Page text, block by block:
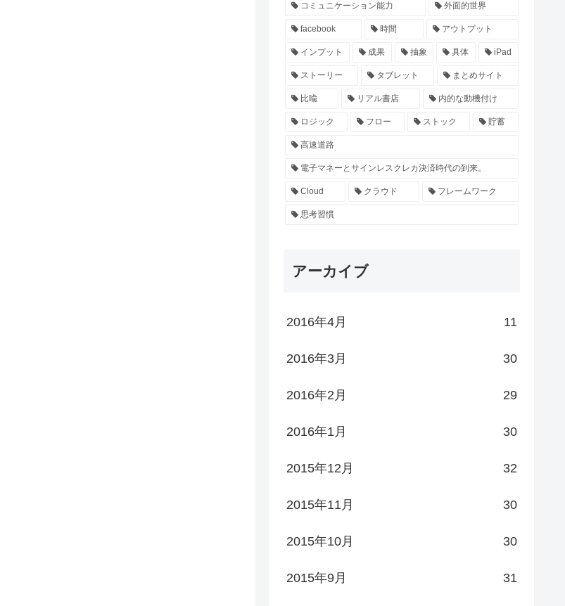
コミュニケーション能力 外面的世界
facebook 時間 アウトプット
インプット 成果 抽象 具体 iPad
ストーリー タブレット まとめサイト
比喩 リアル書店 内的な動機付け
ロジック フロー ストック 貯蓄
高速道路
電子マネーとサインレスクレカ決済時代の到来。
Cloud クラウド フレームワーク
思考習慣
アーカイブ
2016年4月 11
2016年3月 30
2016年2月 29
2016年1月 30
2015年12月 32
2015年11月 30
2015年10月 30
2015年9月 31